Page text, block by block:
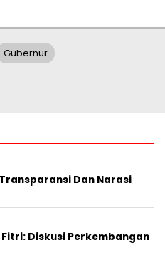
Gubernur
Dan Narasi
Diskusi Perkembangan